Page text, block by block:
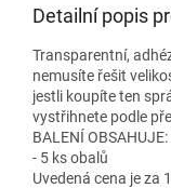
Detailní popis
Transparentní,
nemusíte řešit
jestli koupíte ten
vystřihnete podle
BALENÍ OBSAHUJE:
- 5 ks obalů
Uvedená cena je za